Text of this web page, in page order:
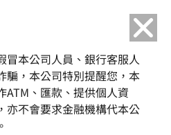
ESG電子報
冒本公司人員、銀行客服人
騙，本公司特別提醒您，本
ATM、匯款、提供個人資
亦不會要求金融機構代本公